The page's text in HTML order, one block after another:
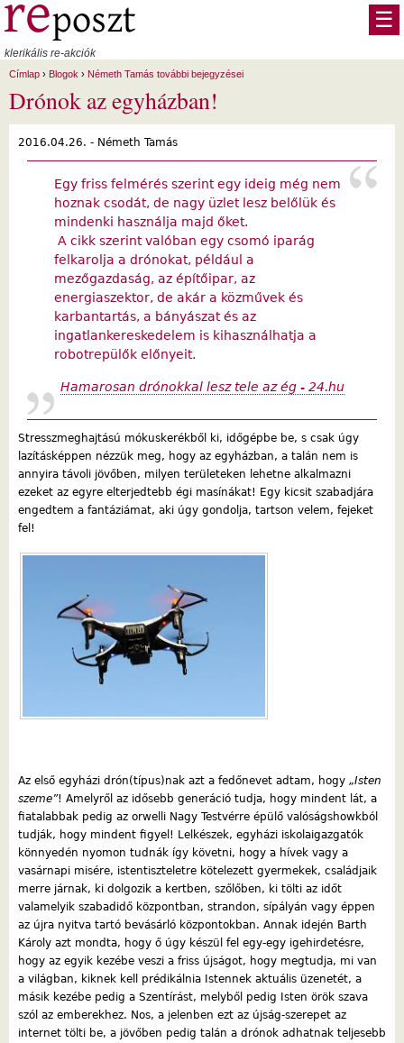
Ugrás a tartalomra
klerikális re-akciók
☰
Címlap › Blogok › Németh Tamás további bejegyzései
Drónok az egyházban!
2016.04.26. - Németh Tamás
Egy friss felmérés szerint egy ideig még nem
hoznak csodát, de nagy üzlet lesz belőlük és
mindenki használja majd őket.
A cikk szerint valóban egy csomó iparág
felkarolja a drónokat, például a
mezőgazdaság, az építőipar, az
energiaszektor, de akár a közművek és
karbantartás, a bányászat és az
ingatlankereskedelem is kihasználhatja a
robotrepülők előnyeit.
Hamarosan drónokkal lesz tele az ég - 24.hu
Stresszmeghajtású mókuskerékből ki, időgépbe be, s csak úgy
lazításképpen nézzük meg, hogy az egyházban, a talán nem is
annyira távoli jövőben, milyen területeken lehetne alkalmazni
ezeket az egyre elterjedtebb égi masínákat! Egy kicsit szabadjára
engedtem a fantáziámat, aki úgy gondolja, tartson velem, fejeket
fel!
Az első egyházi drón(típus)nak azt a fedőnevet adtam, hogy „Isten
szeme”! Amelyről az idősebb generáció tudja, hogy mindent lát, a
fiatalabbak pedig az orwelli Nagy Testvérre épülő valóságshowkból
tudják, hogy mindent figyel! Lelkészek, egyházi iskolaigazgatók
könnyedén nyomon tudnák így követni, hogy a hívek vagy a
vasárnapi misére, istentiszteletre kötelezett gyermekek, családjaik
merre járnak, ki dolgozik a kertben, szőlőben, ki tölti az időt
valamelyik szabadidő központban, strandon, sípályán vagy éppen
az újra nyitva tartó bevásárló központokban. Annak idején Barth
Károly azt mondta, hogy ő úgy készül fel egy-egy igehirdetésre,
hogy az egyik kezébe veszi a friss újságot, hogy megtudja, mi van
a világban, kiknek kell prédikálnia Istennek aktuális üzenetét, a
másik kezébe pedig a Szentírást, melyből pedig Isten örök szava
szól az emberekhez. Nos, a jelenben ezt az újság-szerepet az
internet tölti be, a jövőben pedig talán a drónok adhatnak teljesebb